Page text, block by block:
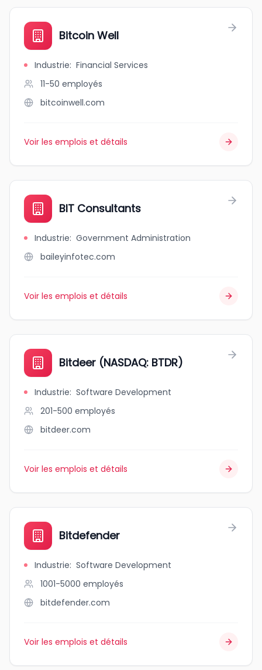
Bitcoin Well
Industrie: Financial Services
11-50 employés
bitcoinwell.com
Voir les emplois et détails
BIT Consultants
Industrie: Government Administration
baileyinfotec.com
Voir les emplois et détails
Bitdeer (NASDAQ: BTDR)
Industrie: Software Development
201-500 employés
bitdeer.com
Voir les emplois et détails
Bitdefender
Industrie: Software Development
1001-5000 employés
bitdefender.com
Voir les emplois et détails